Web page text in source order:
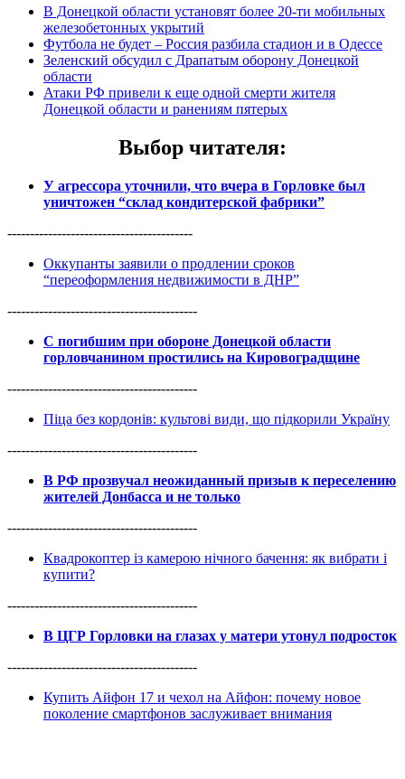
В Донецкой области установят более 20-ти мобильных
железобетонных укрытий
Футбола не будет – Россия разбила стадион и в Одессе
Зеленский обсудил с Драпатым оборону Донецкой
области
Атаки РФ привели к еще одной смерти жителя
Донецкой области и ранениям пятерых
Выбор читателя:
У агрессора уточнили, что вчера в Горловке был
уничтожен “склад кондитерской фабрики”
-----------------------------------------
Оккупанты заявили о продлении сроков
“переоформления недвижимости в ДНР”
------------------------------------------
С погибшим при обороне Донецкой области
горловчанином простились на Кировоградщине
------------------------------------------
Піца без кордонів: культові види, що підкорили Україну
------------------------------------------
В РФ прозвучал неожиданный призыв к переселению
жителей Донбасса и не только
------------------------------------------
Квадрокоптер із камерою нічного бачення: як вибрати і
купити?
------------------------------------------
В ЦГР Горловки на глазах у матери утонул подросток
------------------------------------------
Купить Айфон 17 и чехол на Айфон: почему новое
поколение смартфонов заслуживает внимания